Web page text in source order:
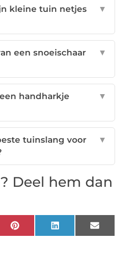
kleine tuin netjes
▼
een snoeischaar
▼
handharkje
▼
tuinslang voor
▼
Deel hem dan
PinterestLinkedIn Email